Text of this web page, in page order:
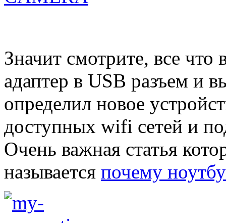
Значит смотрите, все
адаптер в USB разъем и
определил новое
доступных wifi сетей и
Очень важная статья
называется почему